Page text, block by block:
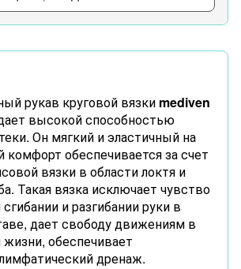
рукав круговой вязки mediven
высокой способностью
Он мягкий и эластичный на
обеспечивается за счет
вязки в области локтя и
Такая вязка исключает чувство
и разгибании руки в
дает свободу движениям в
обеспечивает
дренаж.